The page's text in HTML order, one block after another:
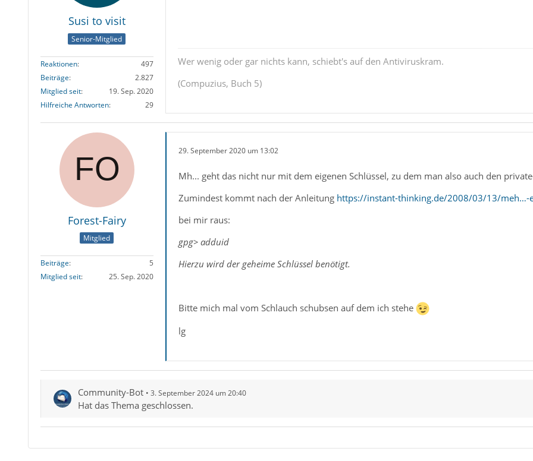
Susi to visit
Senior-Mitglied
Reaktionen
497
Beiträge
2.827
Mitglied seit
19. Sep. 2020
Hilfreiche Antworten
29
Wer wenig oder gar nichts kann, schiebt's auf den Antiviruskram.
(Compuzius, Buch 5)
Forest-Fairy
Mitglied
Beiträge
5
Mitglied seit
25. Sep. 2020
29. September 2020 um 13:02
Mh... geht das nicht nur mit dem eigenen Schlüssel, zu dem man also auch den
Zumindest kommt nach der Anleitung https://instant-thinking.de/2008/03/13/meh…-
bei mir raus:
gpg> adduid
Hierzu wird der geheime Schlüssel benötigt.
Bitte mich mal vom Schlauch schubsen auf dem ich stehe
lg
Community-Bot 3. September 2024 um 20:40
Hat das Thema geschlossen.